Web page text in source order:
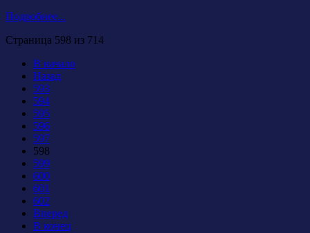
Подробнее...
Страница 598 из 714
В начало
Назад
593
594
595
596
597
598
599
600
601
602
Вперед
В конец